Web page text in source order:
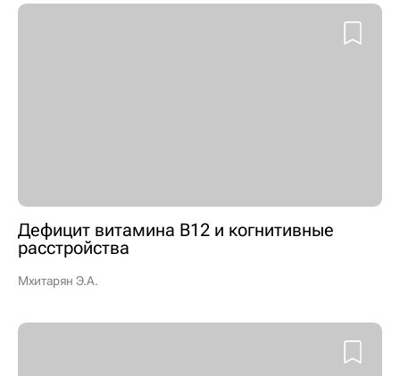
Дефицит витамина В12 и когнитивные
расстройства
Мхитарян Э.А.